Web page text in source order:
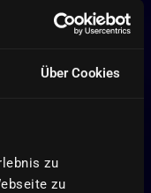
Über Cookies
zu
zu